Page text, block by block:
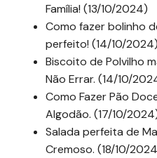
Família! (13/10/2024)
Como fazer bolinho
perfeito! (14/10/2024)
Biscoito de Polvilho
Não Errar. (14/10/
Como Fazer Pão
Algodão. (17/10/
Salada perfeita de
Cremoso. (18/10/